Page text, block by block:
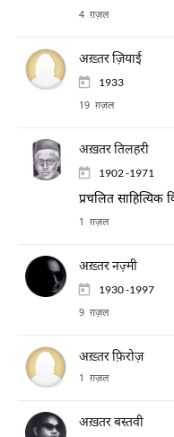
4 ग़ज़ल
अख़्तर ज़ियाई
1933
19 ग़ज़ल
अख़तर तिलहरी
1902 -1971
प्रचलित
1 ग़ज़ल
अख़्तर नज़्मी
1930 -1997
9 ग़ज़ल
अख़्तर फ़िरोज़
1 ग़ज़ल
अख़तर बस्तवी